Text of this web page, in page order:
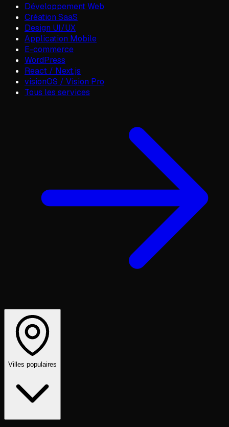
Développement Web
Création SaaS
Design UI/UX
Application Mobile
E-commerce
WordPress
React / Next.js
visionOS / Vision Pro
Tous les services
Villes populaires